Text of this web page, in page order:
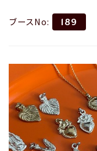
ブースNo: 189